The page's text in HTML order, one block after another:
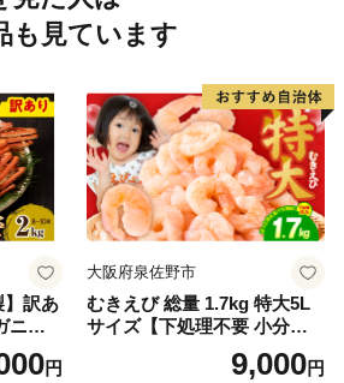
も見ています
】訳あ
姿2
》【e
納税円
大阪府泉佐野市
むきえび 総量 1.7kg 特大5L
サイズ【下処理不要 小分け 8
50g×2P 訳あり サイズ不揃い
バナメイエビ バラ凍結】
9,000円